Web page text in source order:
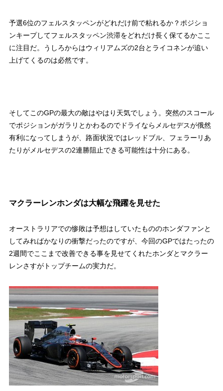
予選6位のフェルスタッペンがどれだけ前で粘れるか？ポジショ
ンキープしてフェルスタッペン渋滞をどれだけ長く保てるかここ
に注目だ。うしろからはウィリアムズの2台とライコネンが追い
上げてくるのは必然です。
そしてこのGPの最大の敵はやはり天気でしょう。突然のスコール
でポジションがガラリとかわるのでドライならメルセデスが俄然
有利になってしまうが、路面状況ではレッドブル、フェラーリあ
たりがメルセデスの2連勝阻止できる可能性は十分にある。
マクラーレンホンダは大幅な飛躍を見せた
オーストラリアでの惨敗は予想はしていたもののホンダファンと
してみればかなりの衝撃だったのですが、今回のGPではたったの
2週間でここまで改善できる事を見せてくれたホンダとマクラー
レンさすがトップチームの実力だ。